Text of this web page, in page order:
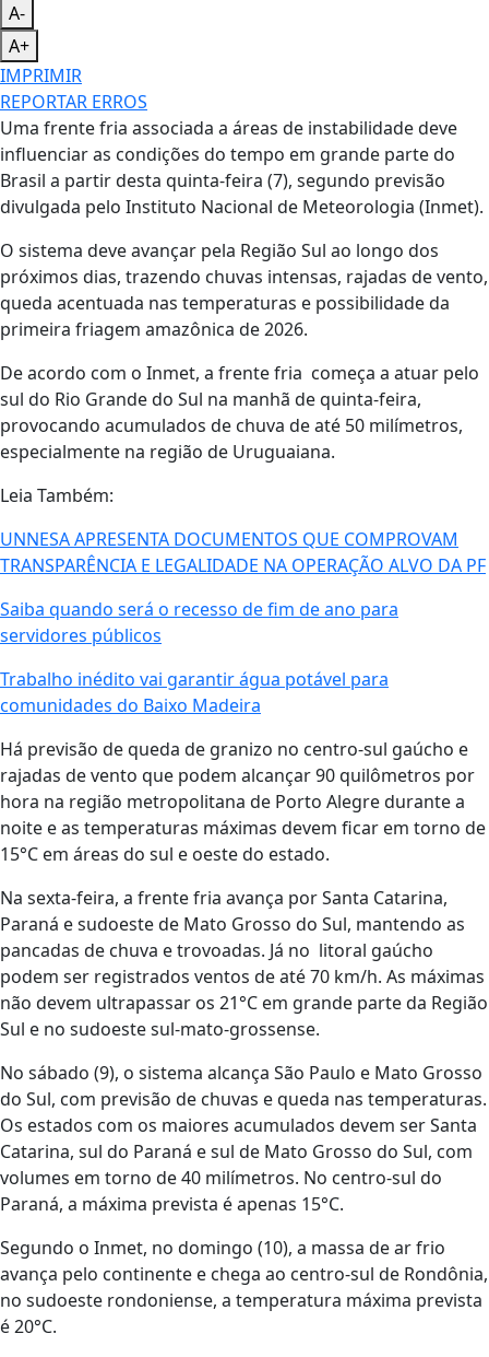
A-
A+
IMPRIMIR
REPORTAR ERROS
Uma frente fria associada a áreas de instabilidade deve
influenciar as condições do tempo em grande parte do
Brasil a partir desta quinta-feira (7), segundo previsão
divulgada pelo Instituto Nacional de Meteorologia (Inmet).
O sistema deve avançar pela Região Sul ao longo dos
próximos dias, trazendo chuvas intensas, rajadas de vento,
queda acentuada nas temperaturas e possibilidade da
primeira friagem amazônica de 2026.
De acordo com o Inmet, a frente fria começa a atuar pelo
sul do Rio Grande do Sul na manhã de quinta-feira,
provocando acumulados de chuva de até 50 milímetros,
especialmente na região de Uruguaiana.
Leia Também:
UNNESA APRESENTA DOCUMENTOS QUE COMPROVAM
TRANSPARÊNCIA E LEGALIDADE NA OPERAÇÃO ALVO DA PF
Saiba quando será o recesso de fim de ano para
servidores públicos
Trabalho inédito vai garantir água potável para
comunidades do Baixo Madeira
Há previsão de queda de granizo no centro-sul gaúcho e
rajadas de vento que podem alcançar 90 quilômetros por
hora na região metropolitana de Porto Alegre durante a
noite e as temperaturas máximas devem ficar em torno de
15°C em áreas do sul e oeste do estado.
Na sexta-feira, a frente fria avança por Santa Catarina,
Paraná e sudoeste de Mato Grosso do Sul, mantendo as
pancadas de chuva e trovoadas. Já no litoral gaúcho
podem ser registrados ventos de até 70 km/h. As máximas
não devem ultrapassar os 21°C em grande parte da Região
Sul e no sudoeste sul-mato-grossense.
No sábado (9), o sistema alcança São Paulo e Mato Grosso
do Sul, com previsão de chuvas e queda nas temperaturas.
Os estados com os maiores acumulados devem ser Santa
Catarina, sul do Paraná e sul de Mato Grosso do Sul, com
volumes em torno de 40 milímetros. No centro-sul do
Paraná, a máxima prevista é apenas 15°C.
Segundo o Inmet, no domingo (10), a massa de ar frio
avança pelo continente e chega ao centro-sul de Rondônia,
no sudoeste rondoniense, a temperatura máxima prevista
é 20°C.